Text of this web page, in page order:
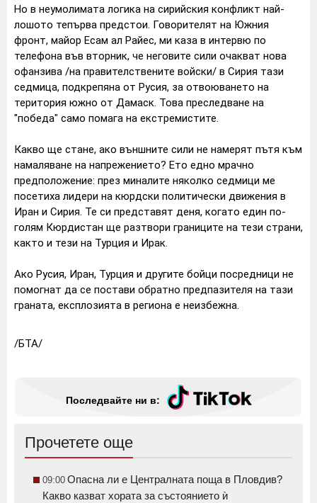
Но в неумолимата логика на сирийския конфликт най-
лошото тепърва предстои. Говорителят на Южния
фронт, майор Есам ал Райес, ми каза в интервю по
телефона във вторник, че неговите сили очакват нова
офанзива /на правителствените войски/ в Сирия тази
седмица, подкрепяна от Русия, за отвоюването на
територия южно от Дамаск. Това преследване на
"победа" само помага на екстремистите.
Какво ще стане, ако външните сили не намерят пътя към
намаляване на напрежението? Ето едно мрачно
предположение: през миналите няколко седмици ме
посетиха лидери на кюрдски политически движения в
Иран и Сирия. Те си представят деня, когато един по-
голям Кюрдистан ще разтвори границите на тези страни,
както и тези на Турция и Ирак.
Ако Русия, Иран, Турция и другите бойци посредници не
помогнат да се постави обратно предпазителя на тази
граната, експлозията в региона е неизбежна.
/БТА/
Последвайте ни в:
Прочетете още
09:00 Опасна ли е Централната поща в Пловдив?
Какво казват хората за състоянието ѝ